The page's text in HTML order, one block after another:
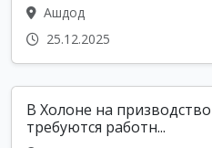
Ашдод
25.12.2025
В Холоне на
требуются работн...